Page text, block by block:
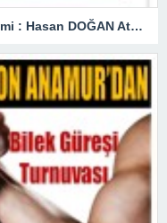
Anamur Milli Eğitimde Görev Değişimi : Hasan DOĞAN Atandı